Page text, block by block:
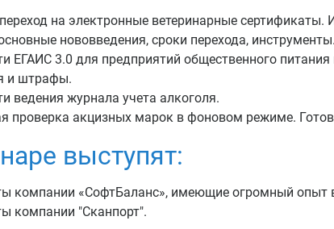
на электронные ветеринарные
нововведения, сроки перехода,
ЕГАИС 3.0 для предприятий общественного питания
и штрафы.
ведения журнала учета алкоголя.
проверка акцизных марок в фоновом режиме.
выступят:
компании «СофтБаланс», имеющие огромный опыт
компании "Сканпорт".